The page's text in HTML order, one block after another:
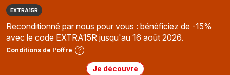
EXTRA15R
Reconditionné par nous pour vous : bénéficiez de -15%
avec le code EXTRA15R jusqu'au 16 août 2026.
Conditions de l'offre
Je découvre